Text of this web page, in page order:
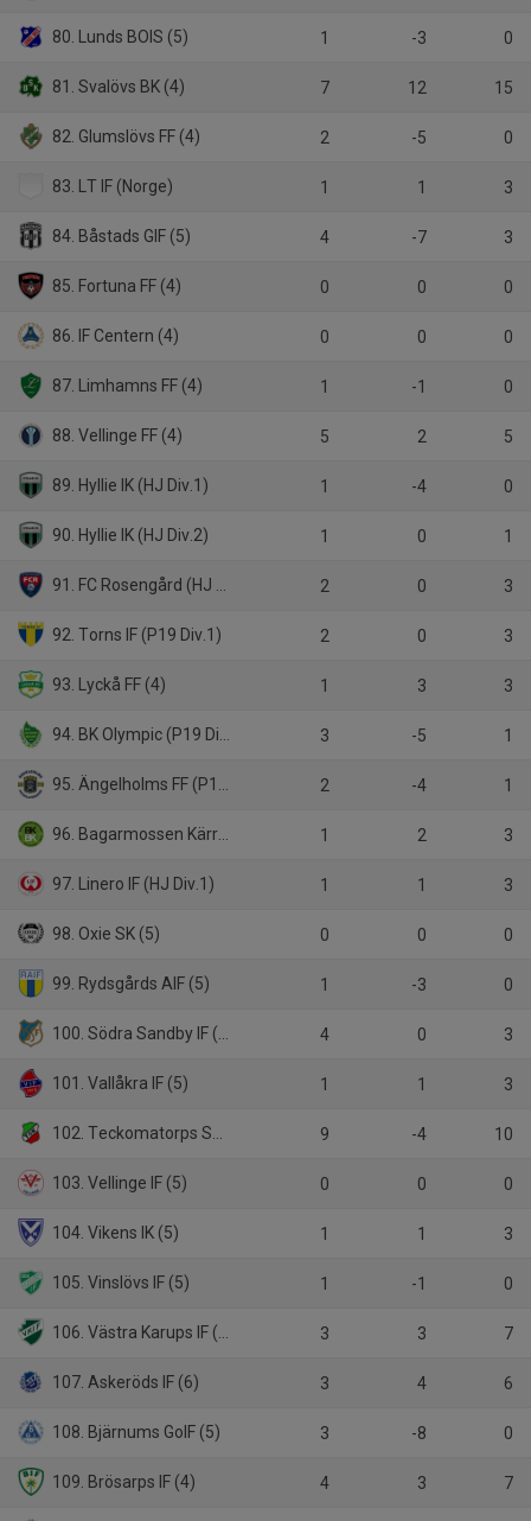
80. Lunds BOIS (5) 1 -3 0
81. Svalövs BK (4) 7 12 15
82. Glumslövs FF (4) 2 -5 0
83. LT IF (Norge) 1 1 3
84. Båstads GIF (5) 4 -7 3
85. Fortuna FF (4) 0 0 0
86. IF Centern (4) 0 0 0
87. Limhamns FF (4) 1 -1 0
88. Vellinge FF (4) 5 2 5
89. Hyllie IK (HJ Div.1) 1 -4 0
90. Hyllie IK (HJ Div.2) 1 0 1
91. FC Rosengård (HJ Div.1) 2 0 3
92. Torns IF (P19 Div.1) 2 0 3
93. Lyckå FF (4) 1 3 3
94. BK Olympic (P19 Div.1) 3 -5 1
95. Ängelholms FF (P19) 2 -4 1
96. Bagarmossen Kärrtorp BK (4) 1 2 3
97. Linero IF (HJ Div.1) 1 1 3
98. Oxie SK (5) 0 0 0
99. Rydsgårds AIF (5) 1 -3 0
100. Södra Sandby IF (4) 4 0 3
101. Vallåkra IF (5) 1 1 3
102. Teckomatorps SK (4) 9 -4 10
103. Vellinge IF (5) 0 0 0
104. Vikens IK (5) 1 1 3
105. Vinslövs IF (5) 1 -1 0
106. Västra Karups IF (5) 3 3 7
107. Askeröds IF (6) 3 4 6
108. Bjärnums GoIF (5) 3 -8 0
109. Brösarps IF (4) 4 3 7